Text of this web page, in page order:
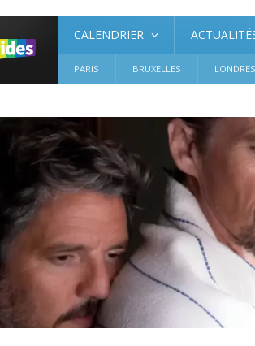
CALENDRIER
PARIS BRUXELLES LONDRES